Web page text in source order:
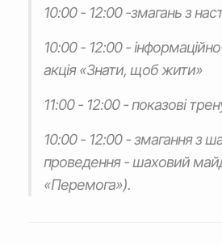
10:00 - 12:00 -змагань з
10:00 - 12:00 -
акція «Знати, щоб жити»
11:00 - 12:00 - показові
10:00 - 12:00 - змагання з
проведення - шаховий
«Перемога»).